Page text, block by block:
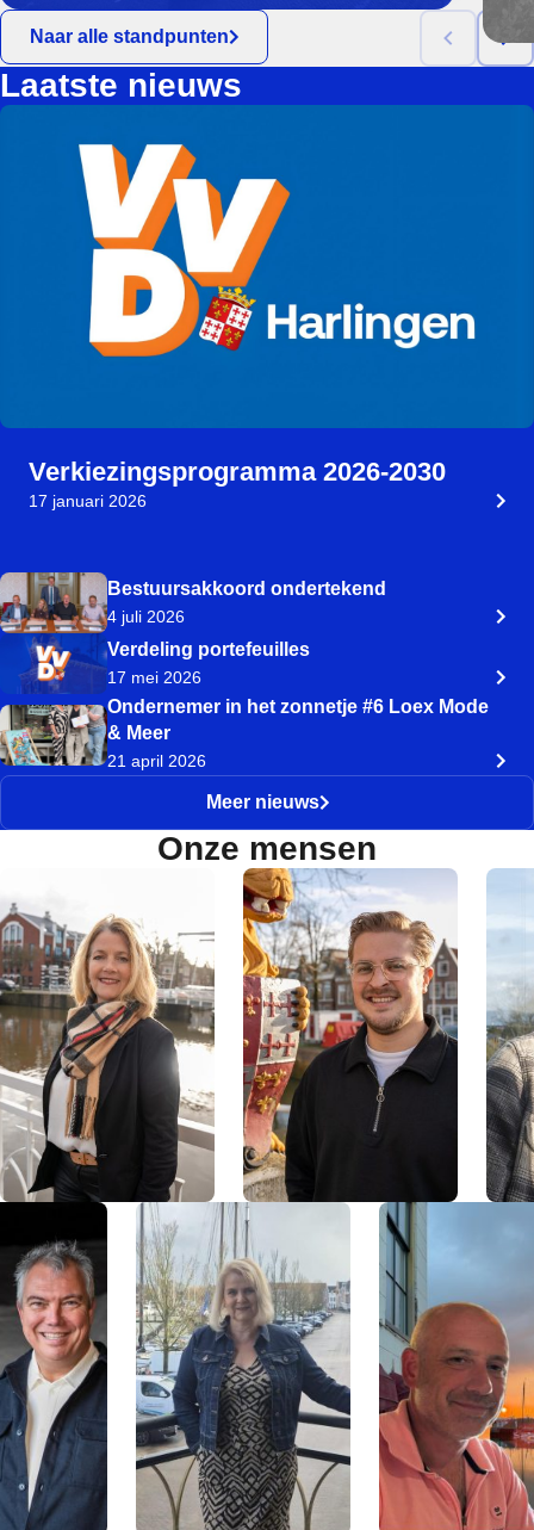
Naar alle standpunten
Laatste nieuws
Verkiezingsprogramma 2026-2030
17 januari 2026
Bestuursakkoord ondertekend
4 juli 2026
Verdeling portefeuilles
17 mei 2026
Ondernemer in het zonnetje #6 Loex Mode
& Meer
21 april 2026
Meer nieuws
Onze mensen